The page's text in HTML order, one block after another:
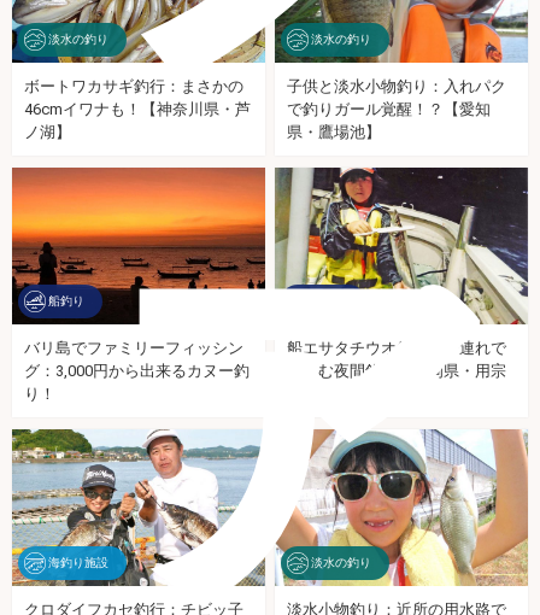
ァ
淡水の釣り
ボートワカサギ釣行：まさかの
46cmイワナも！【神奈川県・芦
ノ湖】
淡水の釣り
子供と淡水小物釣り：入れパク
で釣りガール覚醒！？【愛知
県・鷹場池】
船釣り
バリ島でファミリーフィッシン
グ：3,000円から出来るカヌー釣
り！
船エサタチウオ釣行：子連れで
楽しむ夜間釣行【静岡県・用宗
海釣り施設
クロダイフカセ釣行：チビッ子
淡水の釣り
淡水小物釣り：近所の用水路で